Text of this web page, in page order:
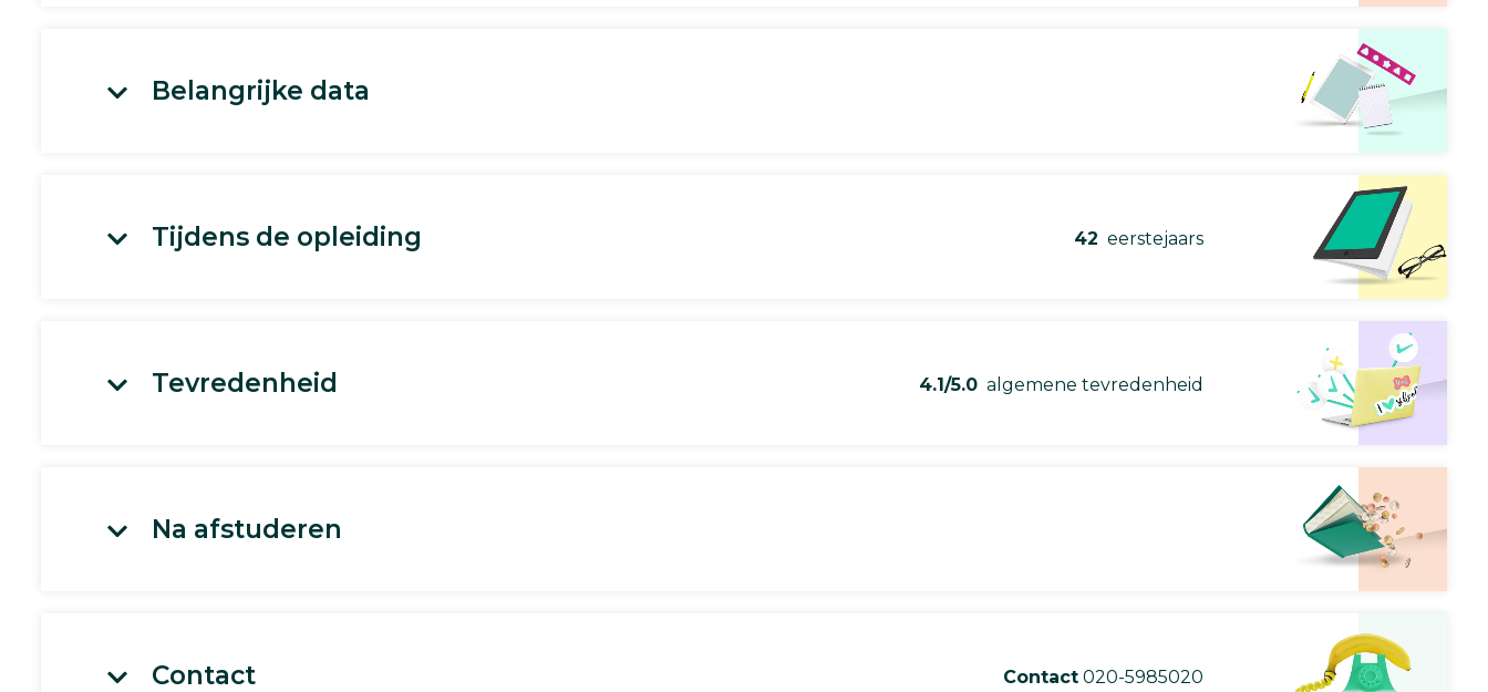
Belangrijke data
Tijdens de opleiding 42 eerstejaars
Tevredenheid 4.1/5.0 algemene tevredenheid
Na afstuderen
Contact Contact 020-5985020